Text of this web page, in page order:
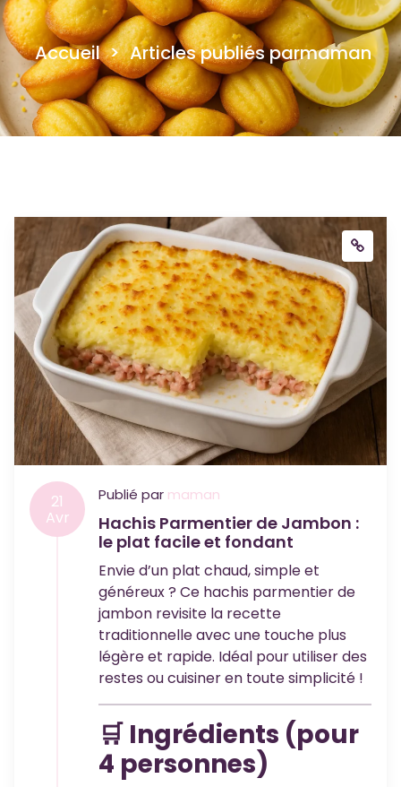
Accueil> Articles publiés parmaman
21
Avr
Publié par maman
Hachis Parmentier de Jambon :
le plat facile et fondant
Envie d’un plat chaud, simple et
généreux ? Ce hachis parmentier de
jambon revisite la recette
traditionnelle avec une touche plus
légère et rapide. Idéal pour utiliser des
restes ou cuisiner en toute simplicité !
🛒 Ingrédients (pour
4 personnes)